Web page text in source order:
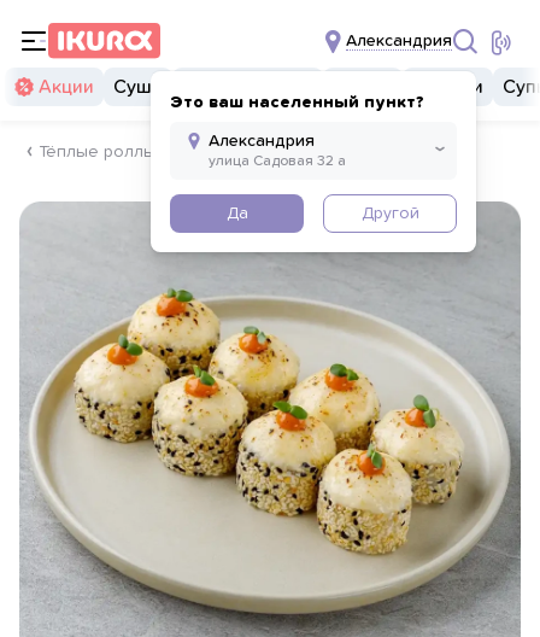
Александрия
Это ваш населенный пункт?
Да Другой
Акции Суши Закуски
Тёплые роллы